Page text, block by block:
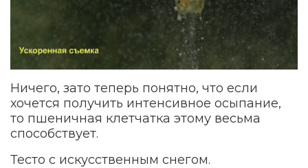
Ничего, зато теперь понятно, что если
хочется получить интенсивное осыпание,
то пшеничная клетчатка этому весьма
способствует.
Тесто с искусственным снегом.